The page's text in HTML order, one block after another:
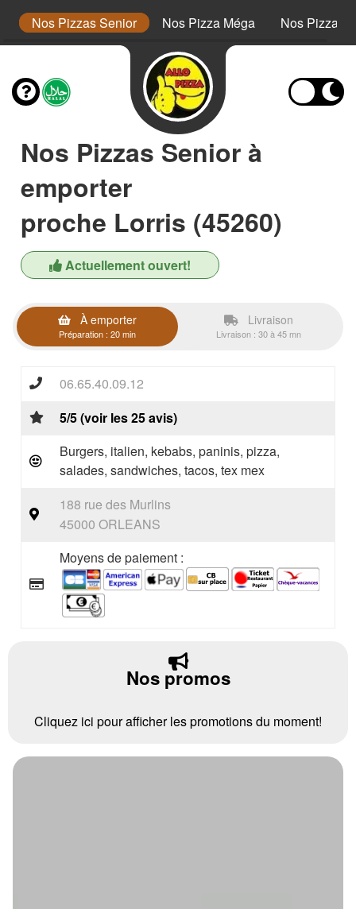
Nos Pizzas Senior Nos Pizza Méga Nos Pizzas
Nos Pizzas Senior à
emporter
proche Lorris (45260)
Actuellement ouvert!
À emporter
Préparation : 20 min
Livraison
Livraison : 30 à 45 mn
06.65.40.09.12
5/5 (voir les 25 avis)
Burgers, italien, kebabs, paninis, pizza,
salades, sandwiches, tacos, tex mex
188 rue des Murlins
45000 ORLEANS
Moyens de paiement :
Nos promos
Cliquez ici pour afficher les promotions du moment!